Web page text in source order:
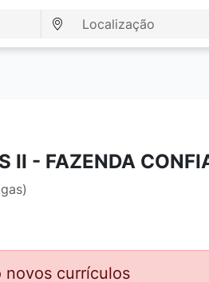
II - FAZENDA
novos currículos